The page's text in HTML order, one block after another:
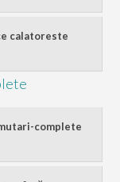
calatoreste
complete